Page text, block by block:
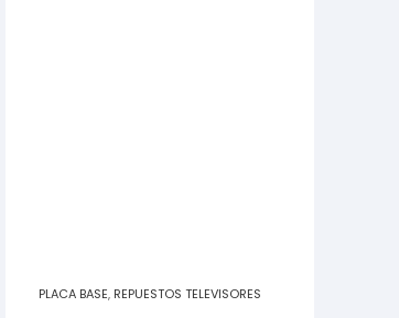
PLACA BASE, REPUESTOS TELEVISORES